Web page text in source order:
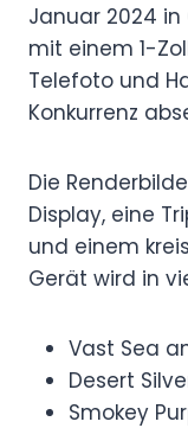
Januar 2024
mit einem 1-
Telefoto und
Konkurrenz
Die
Display, eine
und einem
Gerät wird in
Vast Sea
Desert
Smokey